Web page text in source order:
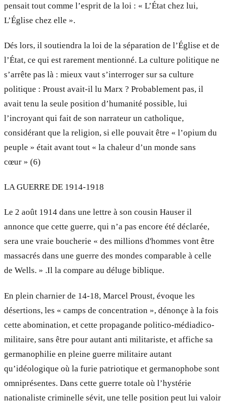
pensait tout comme l’esprit de la loi : « L’État chez lui,
L’Église chez elle ».
Dés lors, il soutiendra la loi de la séparation de l’Église et de
l’État, ce qui est rarement mentionné. La culture politique ne
s’arrête pas là : mieux vaut s’interroger sur sa culture
politique : Proust avait-il lu Marx ? Probablement pas, il
avait tenu la seule position d’humanité possible, lui
l’incroyant qui fait de son narrateur un catholique,
considérant que la religion, si elle pouvait être « l’opium du
peuple » était avant tout « la chaleur d’un monde sans
cœur » (6)
LA GUERRE DE 1914-1918
Le 2 août 1914 dans une lettre à son cousin Hauser il
annonce que cette guerre, qui n’a pas encore été déclarée,
sera une vraie boucherie « des millions d'hommes vont être
massacrés dans une guerre des mondes comparable à celle
de Wells. » .Il la compare au déluge biblique.
En plein charnier de 14-18, Marcel Proust, évoque les
désertions, les « camps de concentration », dénonçe à la fois
cette abomination, et cette propagande politico-médiadico-
militaire, sans être pour autant anti militariste, et affiche sa
germanophilie en pleine guerre militaire autant
qu’idéologique où la furie patriotique et germanophobe sont
omniprésentes. Dans cette guerre totale où l’hystérie
nationaliste criminelle sévit, une telle position peut lui valoir